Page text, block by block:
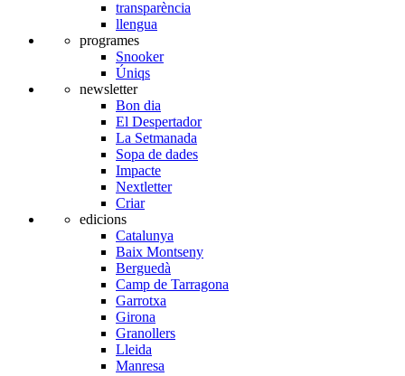
transparència
llengua
programes
Snooker
Úniqs
newsletter
Bon dia
El Despertador
La Setmanada
Sopa de dades
Impacte
Nextletter
Criar
edicions
Catalunya
Baix Montseny
Berguedà
Camp de Tarragona
Garrotxa
Girona
Granollers
Lleida
Manresa